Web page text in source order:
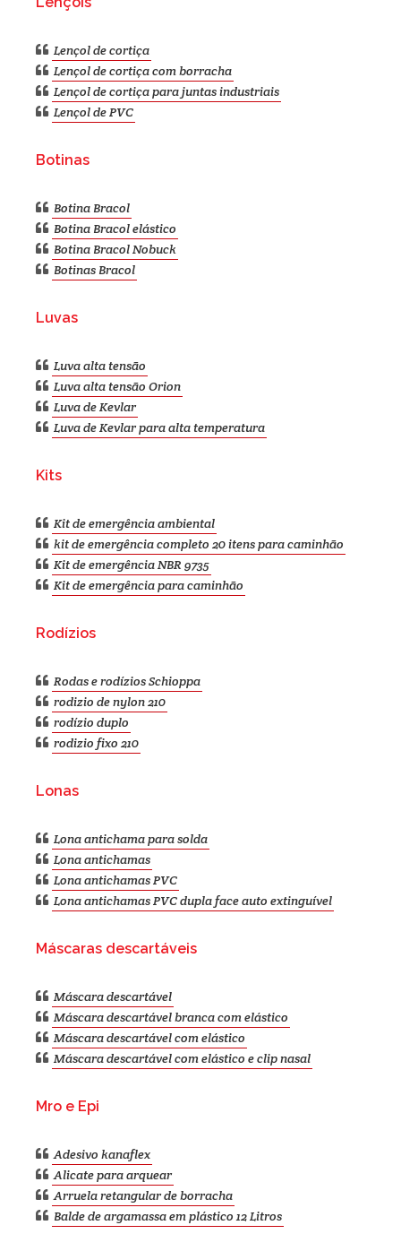
Lençol de cortiça
Lençol de cortiça com borracha
Lençol de cortiça para juntas industriais
Lençol de PVC
Botinas
Botina Bracol
Botina Bracol elástico
Botina Bracol Nobuck
Botinas Bracol
Luvas
Luva alta tensão
Luva alta tensão Orion
Luva de Kevlar
Luva de Kevlar para alta temperatura
Kits
Kit de emergência ambiental
kit de emergência completo 20 itens para caminhão
Kit de emergência NBR 9735
Kit de emergência para caminhão
Rodízios
Rodas e rodízios Schioppa
rodizio de nylon 210
rodízio duplo
rodizio fixo 210
Lonas
Lona antichama para solda
Lona antichamas
Lona antichamas PVC
Lona antichamas PVC dupla face auto extinguível
Máscaras descartáveis
Máscara descartável
Máscara descartável branca com elástico
Máscara descartável com elástico
Máscara descartável com elástico e clip nasal
Mro e Epi
Adesivo kanaflex
Alicate para arquear
Arruela retangular de borracha
Balde de argamassa em plástico 12 Litros